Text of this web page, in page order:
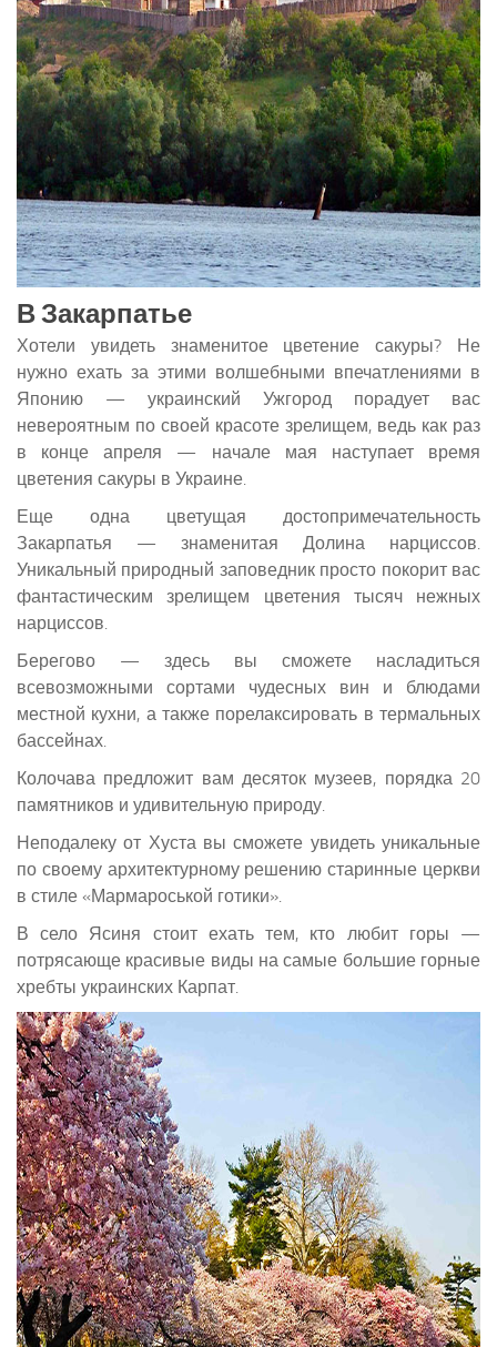
В Закарпатье
Хотели увидеть знаменитое цветение сакуры? Не
нужно ехать за этими волшебными впечатлениями в
Японию — украинский Ужгород порадует вас
невероятным по своей красоте зрелищем, ведь как раз
в конце апреля — начале мая наступает время
цветения сакуры в Украине.
Еще одна цветущая достопримечательность
Закарпатья — знаменитая Долина нарциссов.
Уникальный природный заповедник просто покорит вас
фантастическим зрелищем цветения тысяч нежных
нарциссов.
Берегово — здесь вы сможете насладиться
всевозможными сортами чудесных вин и блюдами
местной кухни, а также порелаксировать в термальных
бассейнах.
Колочава предложит вам десяток музеев, порядка 20
памятников и удивительную природу.
Неподалеку от Хуста вы сможете увидеть уникальные
по своему архитектурному решению старинные церкви
в стиле «Мармароськой готики».
В село Ясиня стоит ехать тем, кто любит горы —
потрясающе красивые виды на самые большие горные
хребты украинских Карпат.